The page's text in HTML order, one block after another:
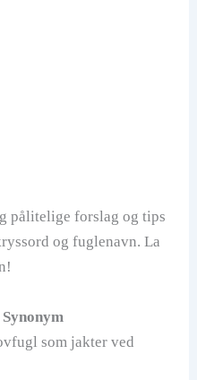
pålitelige forslag og tips
og fuglenavn. La
som jakter ved